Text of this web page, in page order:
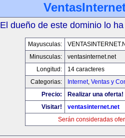
El dueño de este dominio lo
Mayusculas:
Minusculas:
ventasinternet.net
Longitud:
14 caracteres
Categorias:
Internet, Ventas y
Precio:
Realizar una oferta!
Visitar!
ventasinternet.net
Serán consideradas